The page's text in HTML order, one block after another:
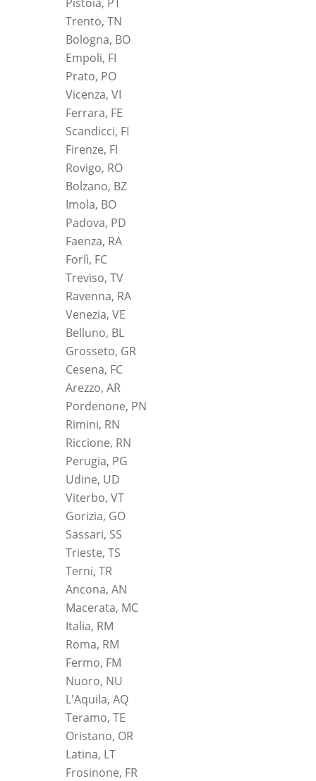
Trento, TN
Bologna, BO
Empoli, FI
Prato, PO
Vicenza, VI
Ferrara, FE
Scandicci, FI
Firenze, FI
Rovigo, RO
Bolzano, BZ
Imola, BO
Padova, PD
Faenza, RA
Forlì, FC
Treviso, TV
Ravenna, RA
Venezia, VE
Belluno, BL
Grosseto, GR
Cesena, FC
Arezzo, AR
Pordenone, PN
Rimini, RN
Riccione, RN
Perugia, PG
Udine, UD
Viterbo, VT
Gorizia, GO
Sassari, SS
Trieste, TS
Terni, TR
Ancona, AN
Macerata, MC
Italia, RM
Roma, RM
Fermo, FM
Nuoro, NU
L'Aquila, AQ
Teramo, TE
Oristano, OR
Latina, LT
Frosinone, FR